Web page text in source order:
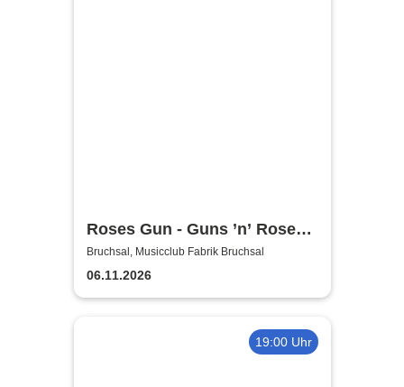
Roses Gun - Guns ’n’ Roses
Tribute Band
Bruchsal, Musicclub Fabrik Bruchsal
06.11.2026
19:00 Uhr